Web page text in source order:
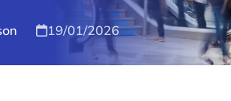
19/01/2026